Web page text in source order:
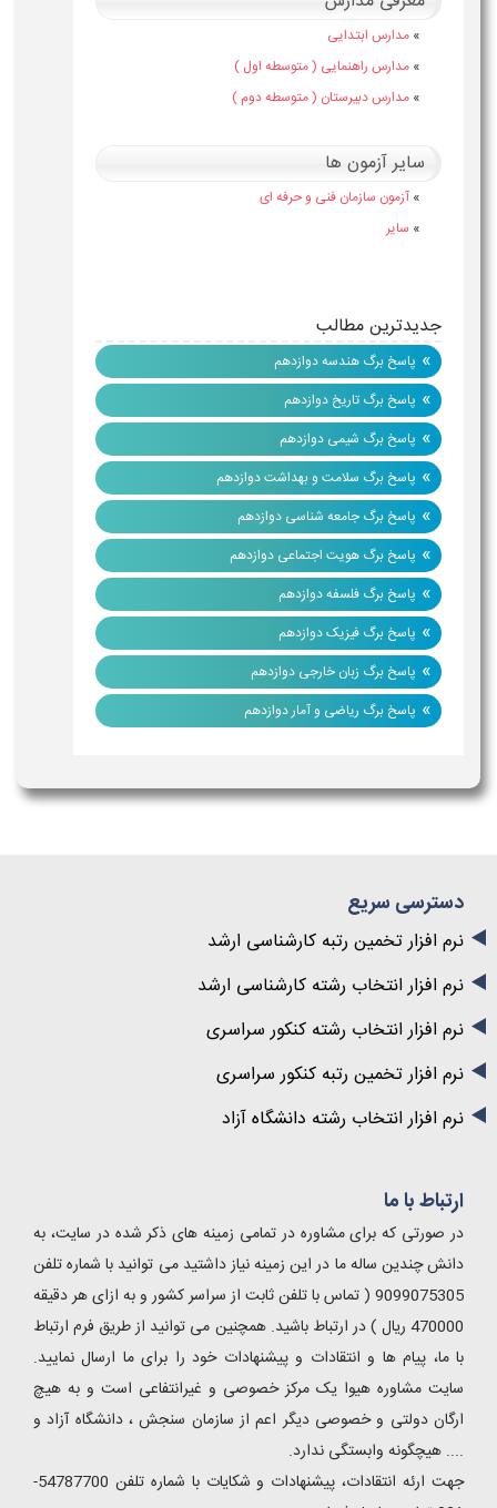
» مدارس ابتدایی
» مدارس راهنمایی ( متوسطه اول )
» مدارس دبیرستان ( متوسطه دوم )
سایر آزمون ها
» آزمون سازمان فنی و حرفه ای
» سایر
جدیدترین مطالب
» پاسخ برگ هندسه دوازدهم
» پاسخ برگ تاریخ دوازدهم
» پاسخ برگ شیمی دوازدهم
» پاسخ برگ سلامت و بهداشت دوازدهم
» پاسخ برگ جامعه شناسی دوازدهم
» پاسخ برگ هویت اجتماعی دوازدهم
» پاسخ برگ فلسفه دوازدهم
» پاسخ برگ فیزیک دوازدهم
» پاسخ برگ زبان خارجی دوازدهم
» پاسخ برگ ریاضی و آمار دوازدهم
دسترسی سریع
نرم افزار تخمین رتبه کارشناسی ارشد
نرم افزار انتخاب رشته کارشناسی ارشد
نرم افزار انتخاب رشته کنکور سراسری
نرم افزار تخمین رتبه کنکور سراسری
نرم افزار انتخاب رشته دانشگاه آزاد
ارتباط با ما
در صورتی که برای مشاوره در تمامی زمینه های ذکر شده در سایت، به
دانش چندین ساله ما در این زمینه نیاز داشتید می توانید با شماره تلفن
9099075305 ( تماس با تلفن ثابت از سراسر کشور و به ازای هر دقیقه
470000 ریال ) در ارتباط باشید. همچنین می توانید از طریق فرم ارتباط
با ما، پیام ها و انتقادات و پیشنهادات خود را برای ما ارسال نمایید.
سایت مشاوره هیوا یک مرکز خصوصی و غیرانتفاعی است و به هیچ
ارگان دولتی و خصوصی دیگر اعم از سازمان سنجش ، دانشگاه آزاد و
.... هیچگونه وابستگی ندارد.
جهت ارئه انتقادات، پیشنهادات و شکایات با شماره تلفن 54787700-